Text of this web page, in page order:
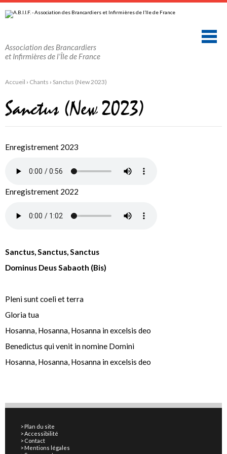
au
contenu.
navigation
personnels
Association des Brancardiers
et Infirmières de l'Île de France
Accueil › Chants › Sanctus (New 2023)
Sanctus (New 2023)
Enregistrement 2023
Enregistrement 2022
Sanctus, Sanctus, Sanctus
Dominus Deus Sabaoth (Bis)
Pleni sunt coeli et terra
Gloria tua
Hosanna, Hosanna, Hosanna in excelsis deo
Benedictus qui venit in nomine Domini
Hosanna, Hosanna, Hosanna in excelsis deo
Plan du site
Accessibilité
Contact
Mentions légales